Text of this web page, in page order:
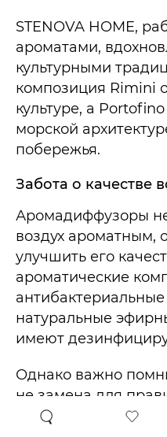
STENOVA HOME,
ароматами,
культурными
композиция Rimini
культуре, а
морской
побережья.
Забота о качестве
Аромадиффузоры
воздух ароматным,
улучшить его
ароматические
натуральные
имеют
Однако важно
не замена для
уборки. Основу